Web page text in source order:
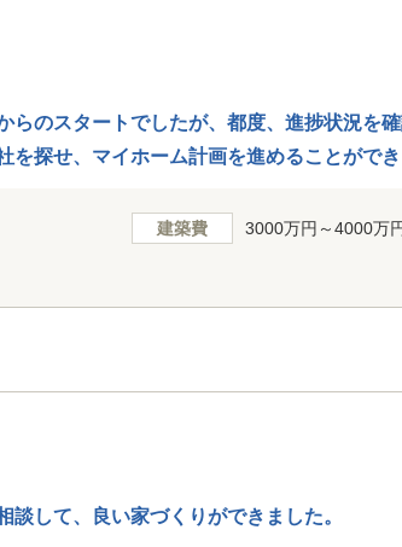
らのスタートでしたが、都度、進捗状況を
探せ、マイホーム計画を進めることがで
建築費 3000万円～4000万
して、良い家づくりができました。